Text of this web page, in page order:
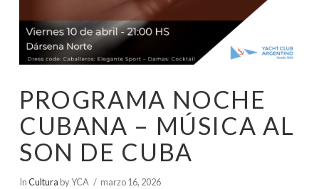
PROGRAMA NOCHE
CUBANA – MÚSICA AL
SON DE CUBA
InCultura by YCA marzo 16, 2026